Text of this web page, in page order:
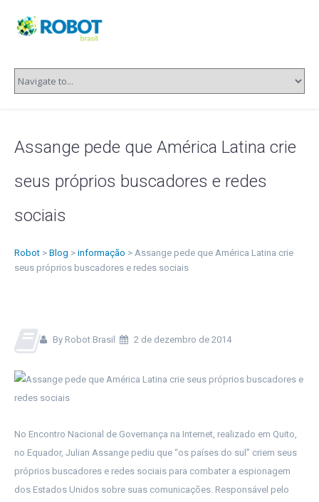
Assange pede que América Latina crie
seus próprios buscadores e redes
sociais
Robot > Blog > informação > Assange pede que América Latina crie
seus próprios buscadores e redes sociais
By Robot Brasil 2 de dezembro de 2014
No Encontro Nacional de Governança na Internet, realizado em Quito,
no Equador, Julian Assange pediu que “os países do sul” criem seus
próprios buscadores e redes sociais para combater a espionagem
dos Estados Unidos sobre suas comunicações. Responsável pelo